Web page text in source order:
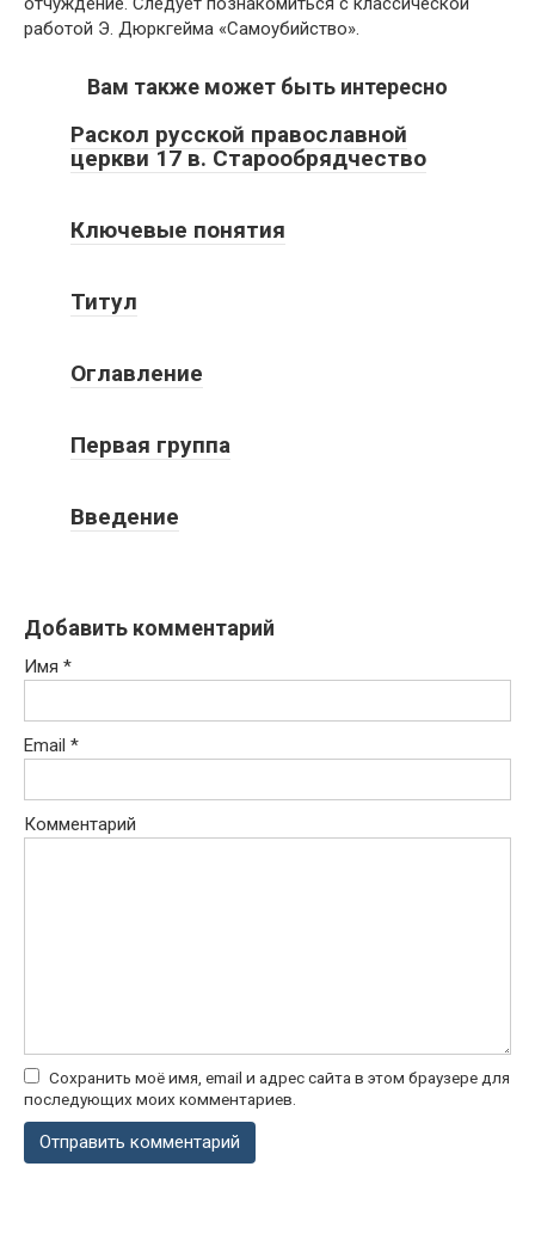
работой Э. Дюркгейма «Самоубийство».
Вам также может быть интересно
Раскол русской православной
церкви 17 в. Старообрядчество
Ключевые понятия
Титул
Оглавление
Первая группа
Введение
Добавить комментарий
Имя *
Email *
Комментарий
Сохранить моё имя, email и адрес сайта в этом браузере для
последующих моих комментариев.